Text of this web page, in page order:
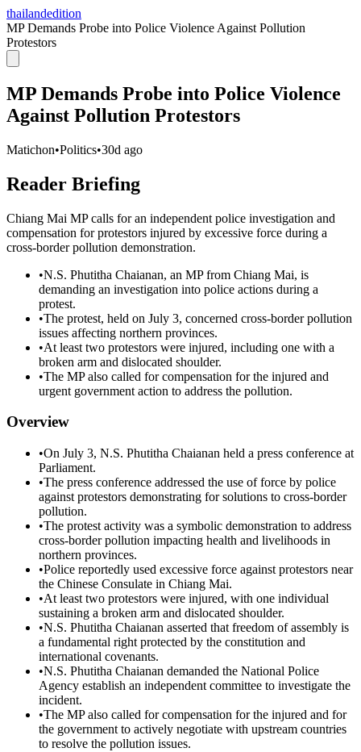
thailandedition
MP Demands Probe into Police Violence Against Pollution
Protestors
MP Demands Probe into Police Violence
Against Pollution Protestors
Matichon•Politics•30d ago
Reader Briefing
Chiang Mai MP calls for an independent police investigation and
compensation for protestors injured by excessive force during a
cross-border pollution demonstration.
•N.S. Phutitha Chaianan, an MP from Chiang Mai, is
demanding an investigation into police actions during a
protest.
•The protest, held on July 3, concerned cross-border pollution
issues affecting northern provinces.
•At least two protestors were injured, including one with a
broken arm and dislocated shoulder.
•The MP also called for compensation for the injured and
urgent government action to address the pollution.
Overview
•On July 3, N.S. Phutitha Chaianan held a press conference at
Parliament.
•The press conference addressed the use of force by police
against protestors demonstrating for solutions to cross-border
pollution.
•The protest activity was a symbolic demonstration to address
cross-border pollution impacting health and livelihoods in
northern provinces.
•Police reportedly used excessive force against protestors near
the Chinese Consulate in Chiang Mai.
•At least two protestors were injured, with one individual
sustaining a broken arm and dislocated shoulder.
•N.S. Phutitha Chaianan asserted that freedom of assembly is
a fundamental right protected by the constitution and
international covenants.
•N.S. Phutitha Chaianan demanded the National Police
Agency establish an independent committee to investigate the
incident.
•The MP also called for compensation for the injured and for
the government to actively negotiate with upstream countries
to resolve the pollution issues.